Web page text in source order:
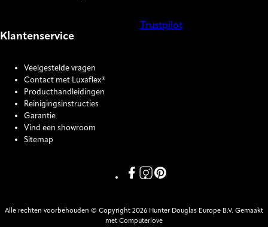
Klantenservice
Veelgestelde vragen
Contact met Luxaflex®
Producthandleidingen
Reinigingsinstructies
Garantie
Vind een showroom
Sitemap
Trustpilot
Link missing Display text from
Link missing Display text
Link missing Display text
Alle rechten voorbehouden © Copyright 2026 Hunter Douglas Europe B.V. Gemaakt
met Computerlove